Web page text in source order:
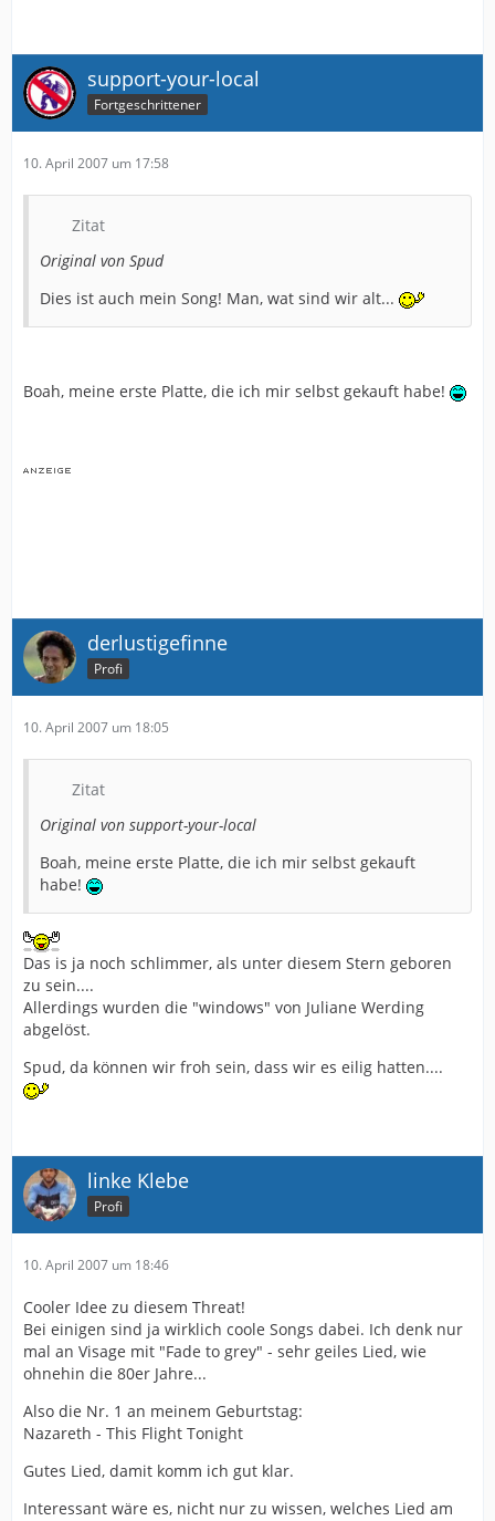
support-your-local
Fortgeschrittener
10. April 2007 um 17:58
Zitat
Original von Spud
Dies ist auch mein Song! Man, wat sind wir alt...
Boah, meine erste Platte, die ich mir selbst gekauft habe!
derlustigefinne
Profi
10. April 2007 um 18:05
Zitat
Original von support-your-local
Boah, meine erste Platte, die ich mir selbst gekauft
habe!
Das is ja noch schlimmer, als unter diesem Stern geboren
zu sein....
Allerdings wurden die "windows" von Juliane Werding
abgelöst.
Spud, da können wir froh sein, dass wir es eilig hatten....
linke Klebe
Profi
10. April 2007 um 18:46
Cooler Idee zu diesem Threat!
Bei einigen sind ja wirklich coole Songs dabei. Ich denk nur
mal an Visage mit "Fade to grey" - sehr geiles Lied, wie
ohnehin die 80er Jahre...
Also die Nr. 1 an meinem Geburtstag:
Nazareth - This Flight Tonight
Gutes Lied, damit komm ich gut klar.
Interessant wäre es, nicht nur zu wissen, welches Lied am